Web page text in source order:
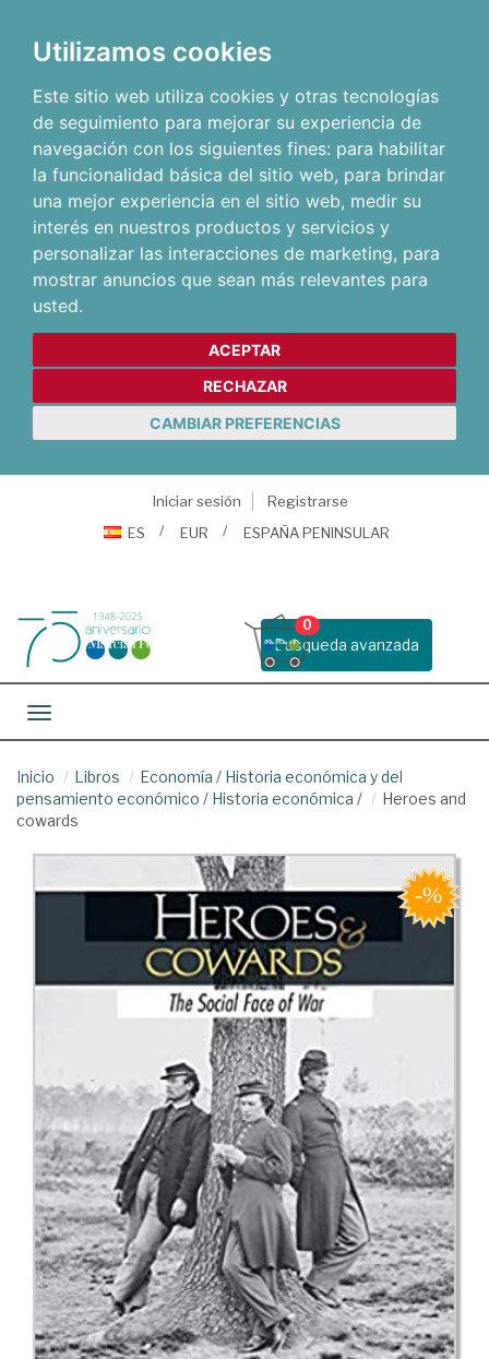
Utilizamos cookies
Este sitio web utiliza cookies y otras tecnologías
de seguimiento para mejorar su experiencia de
navegación con los siguientes fines: para habilitar
la funcionalidad básica del sitio web, para brindar
una mejor experiencia en el sitio web, medir su
interés en nuestros productos y servicios y
personalizar las interacciones de marketing, para
mostrar anuncios que sean más relevantes para
usted.
ACEPTAR
RECHAZAR
CAMBIAR PREFERENCIAS
Iniciar sesión
Registrarse
ES
EUR ESPAÑA PENINSULAR
Busqueda avanzada
0
Toggle navigation
Inicio Libros Economía / Historia económica y del
pensamiento económico / Historia económica /
Heroes and
cowards